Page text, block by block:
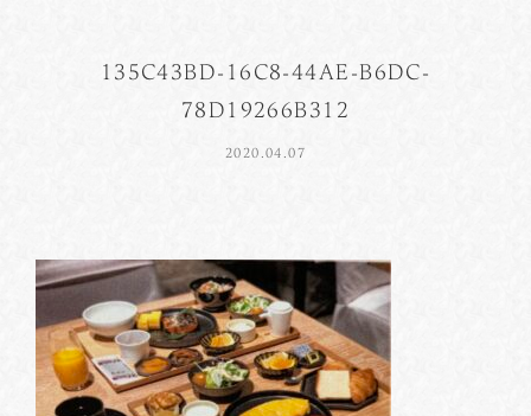
135C43BD-16C8-44AE-B6DC-
78D19266B312
2020.04.07